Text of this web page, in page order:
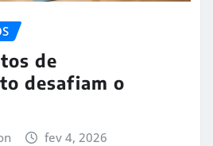
de
desafiam o
fev 4, 2026